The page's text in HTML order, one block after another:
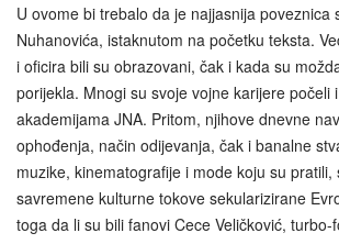
U ovome bi trebalo da je najjasnija poveznica
Nuhanovića, istaknutom na početku teksta.
i oficira bili su obrazovani, čak i kada su
porijekla. Mnogi su svoje vojne karijere počeli
akademijama JNA. Pritom, njihove dnevne
ophođenja, način odijevanja, čak i banalne
muzike, kinematografije i mode koju su pratili,
savremene kulturne tokove sekularizirane
toga da li su bili fanovi Cece Veličković, turbo-